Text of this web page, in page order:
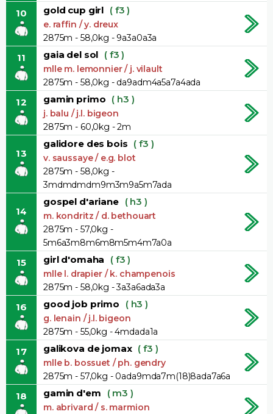
10 gold cup girl ( f3 )
e. raffin / y. dreux
2875m - 58,0kg - 9a3a0a3a
11 gaia del sol ( f3 )
mlle m. lemonnier / j. vilault
2875m - 58,0kg - da9adm4a5a7a4ada
12 gamin primo ( h3 )
j. balu / j.l. bigeon
2875m - 60,0kg - 2m
13
galidore des bois ( f3 )
v. saussaye / e.g. blot
2875m - 58,0kg -
3mdmdmdm9m3m9a5m7ada
14
gospel d'ariane ( h3 )
m. kondritz / d. bethouart
2875m - 57,0kg -
5m6a3m8m6m8m5m4m7a0a
15 girl d'omaha ( f3 )
mlle l. drapier / k. champenois
2875m - 58,0kg - 3a3a6ada3a
16 good job primo ( h3 )
g. lenain / j.l. bigeon
2875m - 55,0kg - 4mdada1a
17 galikova de jomax ( f3 )
mlle b. bossuet / ph. gendry
2875m - 57,0kg - 0ada9mda7m(18)8ada7a6a
18 gamin d'em ( m3 )
m. abrivard / s. marmion